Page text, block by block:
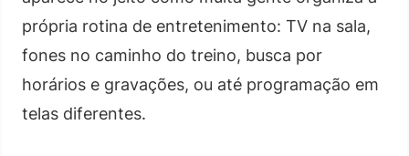
própria rotina de entretenimento: TV na sala,
fones no caminho do treino, busca por
horários e gravações, ou até programação em
telas diferentes.